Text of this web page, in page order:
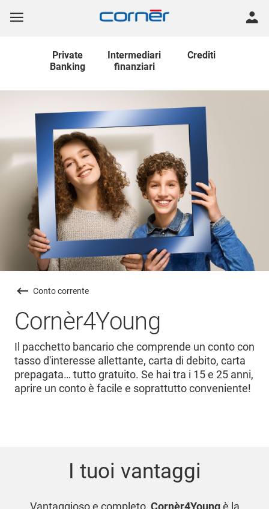
Private
Banking
Intermediari
finanziari
Crediti
Conto corrente
Cornèr4Young
Il pacchetto bancario che comprende un conto con
tasso d'interesse allettante, carta di debito, carta
prepagata… tutto gratuito. Se hai tra i 15 e 25 anni,
aprire un conto è facile e soprattutto conveniente!
I tuoi vantaggi
Vantaggioso e completo, Cornèr4Youngè la